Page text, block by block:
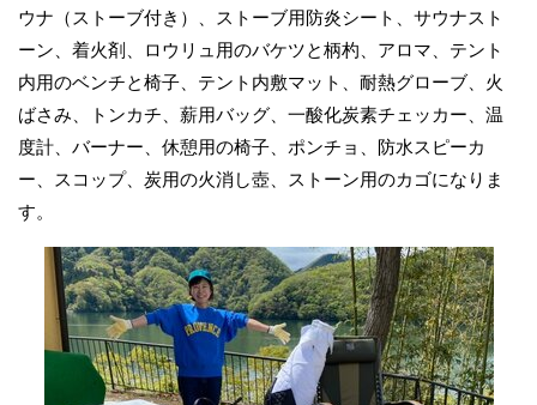
ウナ（ストーブ付き）、ストーブ用防炎シート、サウナスト
ーン、着火剤、ロウリュ用のバケツと柄杓、アロマ、テント
内用のベンチと椅子、テント内敷マット、耐熱グローブ、火
ばさみ、トンカチ、薪用バッグ、一酸化炭素チェッカー、温
度計、バーナー、休憩用の椅子、ポンチョ、防水スピーカ
ー、スコップ、炭用の火消し壺、ストーン用のカゴになりま
す。